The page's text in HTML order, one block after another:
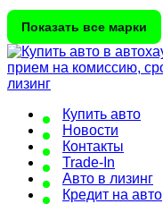
Показать все марки
Купить авто
Новости
Контакты
Trade-In
Авто в лизинг
Кредит на авто